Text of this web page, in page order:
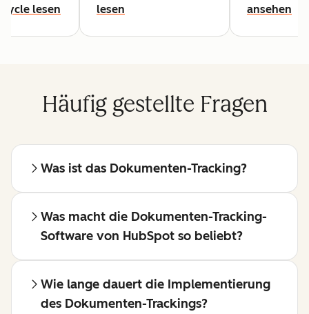
lesen
lesen
ansehen
Häufig gestellte Fragen
Was ist das Dokumenten-Tracking?
Was macht die Dokumenten-Tracking-
Software von HubSpot so beliebt?
Wie lange dauert die Implementierung
des Dokumenten-Trackings?